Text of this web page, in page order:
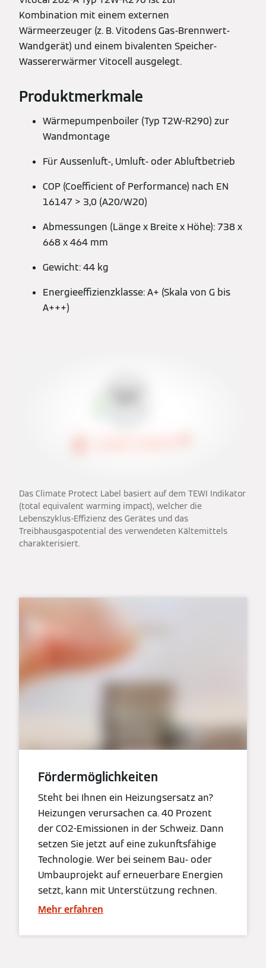
Kombination mit einem externen
Wärmeerzeuger (z. B. Vitodens Gas-Brennwert-
Wandgerät) und einem bivalenten Speicher-
Wassererwärmer Vitocell ausgelegt.
Produktmerkmale
Wärmepumpenboiler (Typ T2W-R290) zur
Wandmontage
Für Aussenluft-, Umluft- oder Abluftbetrieb
COP (Coefficient of Performance) nach EN
16147 > 3,0 (A20/W20)
Abmessungen (Länge x Breite x Höhe): 738 x
668 x 464 mm
Gewicht: 44 kg
Energieeffizienzklasse: A+ (Skala von G bis
A+++)
Das Climate Protect Label basiert auf dem TEWI Indikator
(total equivalent warming impact), welcher die
Lebenszyklus-Effizienz des Gerätes und das
Treibhausgaspotential des verwendeten Kältemittels
charakterisiert.
Fördermöglichkeiten
Steht bei Ihnen ein Heizungsersatz an?
Heizungen verursachen ca. 40 Prozent
der CO2-Emissionen in der Schweiz. Dann
setzen Sie jetzt auf eine zukunftsfähige
Technologie. Wer bei seinem Bau- oder
Umbauprojekt auf erneuerbare Energien
setzt, kann mit Unterstützung rechnen.
Mehr erfahren